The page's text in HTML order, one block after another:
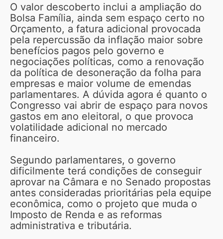
O valor descoberto inclui a ampliação do
Bolsa Família, ainda sem espaço certo no
Orçamento, a fatura adicional provocada
pela repercussão da inflação maior sobre
benefícios pagos pelo governo e
negociações políticas, como a renovação
da política de desoneração da folha para
empresas e maior volume de emendas
parlamentares. A dúvida agora é quanto o
Congresso vai abrir de espaço para novos
gastos em ano eleitoral, o que provoca
volatilidade adicional no mercado
financeiro.
Segundo parlamentares, o governo
dificilmente terá condições de conseguir
aprovar na Câmara e no Senado propostas
antes consideradas prioritárias pela equipe
econômica, como o projeto que muda o
Imposto de Renda e as reformas
administrativa e tributária.